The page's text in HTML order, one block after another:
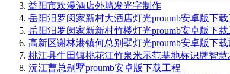
益阳市欢漫酒店外墙发光字制作
岳阳汨罗闵家新村大酒店灯光proumb安卓版下载
岳阳汨罗闵家新新村竹楼灯光proumb安卓版下载
高新区谢林港镇何总别墅灯光proumb安卓版下载
桃江县牛田镇桃花江竹泉米示范基地标识牌智
沅江曹总别墅proumb安卓版下载工程